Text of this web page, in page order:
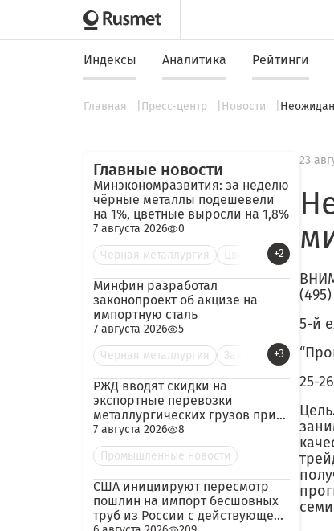
Индексы Аналитика Рейтинги
Главная Пресс-центр Новости
Главные новости
Минэкономразвития: за неделю
чёрные металлы подешевели
на 1%, цветные выросли на 1,8%
7 августа 2026
0
Черная металлургия
Цве +2
Минфин разработал
законопроект об акцизе на
импортную сталь
7 августа 2026
5
Черная металлургия
Зак +3
РЖД вводят скидки на
экспортные перевозки
металлургических грузов при
гарантированных объёмах
7 августа 2026
8
Промышленные новости
США инициируют пересмотр
пошлин на импорт бесшовных
труб из России с действующей
23
5-й
25-